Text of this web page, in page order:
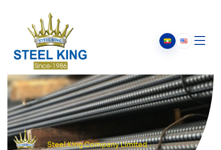
Steel King Company Limited
ကျွန်ုပ်တို့အကြောင်း
ကျွန်ုပ်တို့၏သမိုင်း
ဥက္ကဋ္ဌ၏ သတင်းစကား